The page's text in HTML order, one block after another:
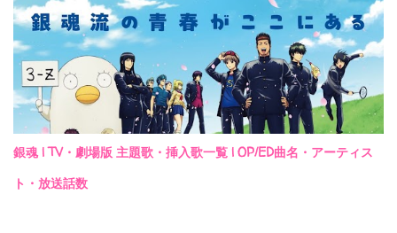
銀魂 | TV・劇場版 主題歌・挿入歌一覧 | OP/ED曲名・アーティス
ト・放送話数